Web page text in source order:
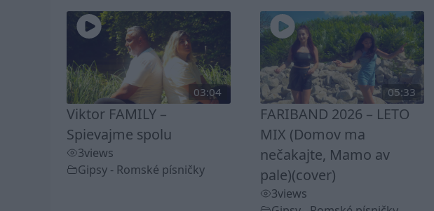
03:04
Viktor FAMILY –
Spievajme spolu
3views
Gipsy - Romské písničky
05:33
FARIBAND 2026 – LETO
MIX (Domov ma
nečakajte, Mamo av
pale)(cover)
3views